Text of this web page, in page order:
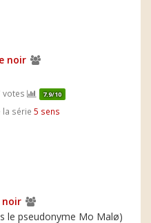
noir
votes 7.9/10
la série5 sens
noir
le pseudonyme Mo Malø)